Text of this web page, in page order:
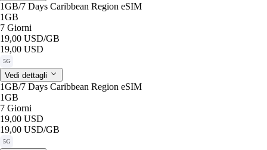
1GB/7 Days Caribbean Region eSIM
1GB
7 Giorni
19,00 USD/GB
19,00 USD
5G
Vedi dettagli
1GB/7 Days Caribbean Region eSIM
1GB
7 Giorni
19,00 USD
19,00 USD/GB
5G